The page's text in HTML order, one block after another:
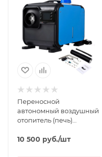
Переносной
автономный воздушный
отопитель (печь)
12,24 и 220V
10 500 руб./шт